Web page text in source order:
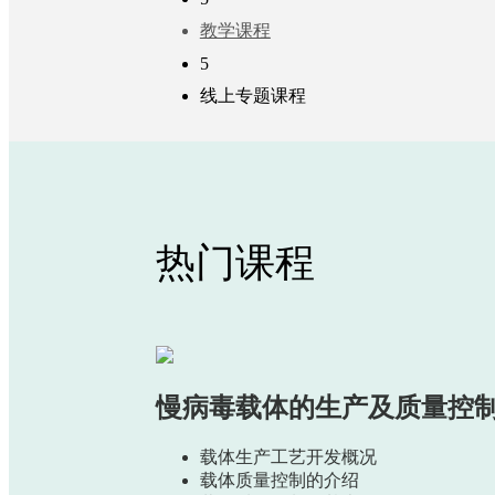
教学课程
5
线上专题课程
热门课程
慢病毒载体的生产及质量控
载体生产工艺开发概况
载体质量控制的介绍